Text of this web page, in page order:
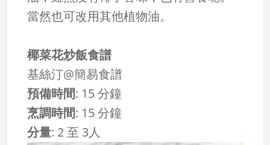
當然也可改用其他植物油。
椰菜花炒飯食譜
基絲汀@簡易食譜
預備時間: 15 分鐘
烹調時間: 15 分鐘
分量: 2 至 3人